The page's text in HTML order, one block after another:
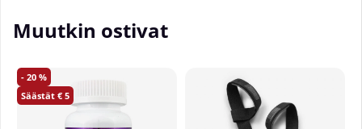
Muutkin ostivat
20
5